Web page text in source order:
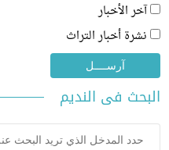
الأخبار
أخبار التراث
فى النديم